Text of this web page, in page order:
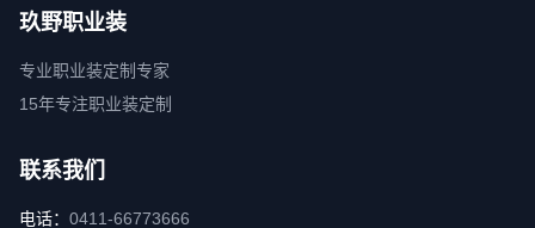
玖野职业装
专业职业装定制专家
15年专注职业装定制
联系我们
电话： 0411-66773666